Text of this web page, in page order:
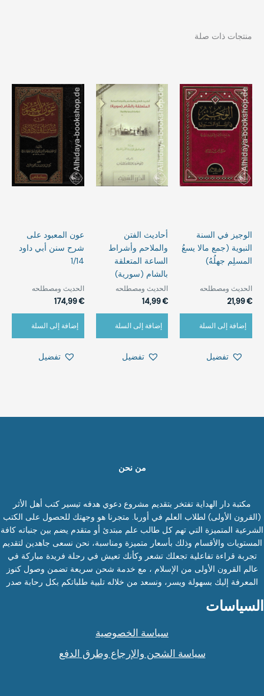
منتجات ذات صلة
الوجيز في السنة
النبوية (جمع مالا يسعُ
المسلِم جهلُهُ)
الحديث ومصطلحه‎⁨
21,99€
إضافة إلى السلة
تفضيل
أحاديث الفتن
والملاحم وأشراط
الساعة المتعلقة
بالشام (سورية)
الحديث ومصطلحه‎⁨
14,99€
إضافة إلى السلة
تفضيل
عون المعبود على
شرح سنن أبي داود
1/14
الحديث ومصطلحه‎⁨
174,99€
إضافة إلى السلة
تفضيل
من نحن
مكتبة دار الهداية تفتخر بتقديم مشروع دعوي هدفه تيسير كتب أهل الأثر
(القرون الأولى) لطلاب العلم في أوربا. متجرنا هو وجهتك للحصول على الكتب
الشرعية المتميزة التي تهم كل طالب علم مبتدئ أو متقدم يضم بين جنباته كافة
المستويات والأقسام وذلك بأسعار متميزة ومناسبة، نحن نسعى جاهدين لتقديم
تجربة قراءة تفاعلية تجعلك تشعر وكأنك تعيش في رحلة فريدة مباركة في
عالم القرون الأولى من الإسلام ، مع خدمة شحن سريعة تضمن وصول كنوز
المعرفة إليك بسهولة ويسر، ونسعد من خلاله تلبية طلباتكم بكل رحابة صدر
السياسات
سياسة الخصوصية
سياسة الشحن والإرجاع وطرق الدفع